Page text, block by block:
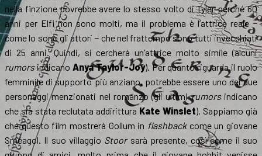
nella finzione dovrebbe avere lo stesso volto di Tyler perché 60
anni per Elfi non sono molti, ma il problema è l’attrice reale −
come lo sono gli attori − che nel frattempo sono tutti invecchiati
di 25 anni. Quindi, si cercherà un’attrice molto simile (alcuni
rumorsindicano Anya Taylor-Joy). Per quanto riguarda il ruolo
femminile di supporto più anziano, potrebbe essere uno dei due
personaggi menzionati nel romanzo (gli ultimirumorsindicano
che sia stata reclutata addirittura Kate Winslet). Sappiamo già
che questo film mostrerà Gollum in flashbackcome un giovane
Sméagol. Il suo villaggio Stoorsarà presente, così come il suo